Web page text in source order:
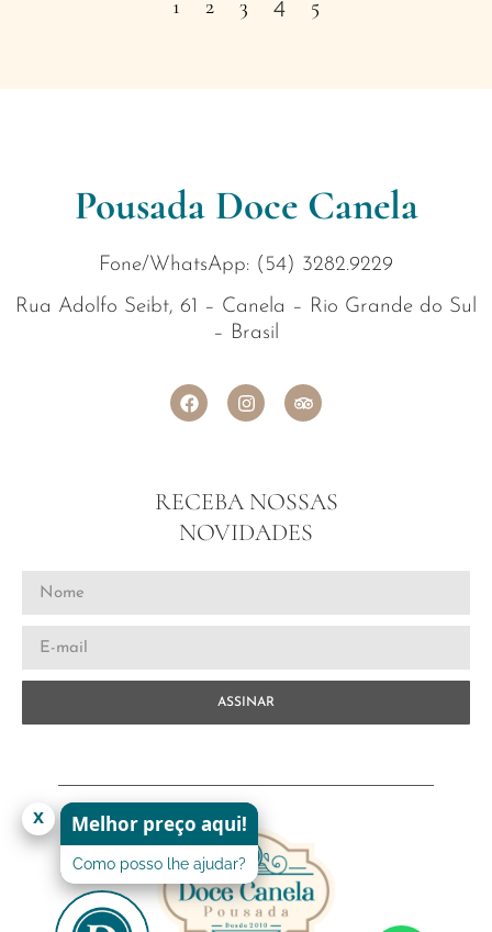
1 2 3 5
Pousada Doce Canela
Fone/WhatsApp: (54) 3282.9229
Rua Adolfo Seibt, 61 – Canela – Rio Grande do Sul
– Brasil
RECEBA NOSSAS
NOVIDADES
ASSINAR
Melhor preço aqui!
Como posso lhe ajudar?
x